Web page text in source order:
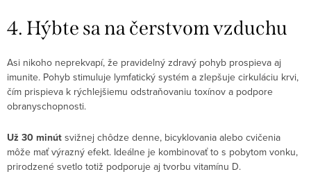
4. Hýbte sa na čerstvom vzduchu
Asi nikoho neprekvapí, že pravidelný zdravý pohyb prospieva aj
imunite. Pohyb stimuluje lymfatický systém a zlepšuje cirkuláciu krvi,
čím prispieva k rýchlejšiemu odstraňovaniu toxínov a podpore
obranyschopnosti.
Už 30 minút svižnej chôdze denne, bicyklovania alebo cvičenia
môže mať výrazný efekt. Ideálne je kombinovať to s pobytom vonku,
prirodzené svetlo totiž podporuje aj tvorbu vitamínu D.